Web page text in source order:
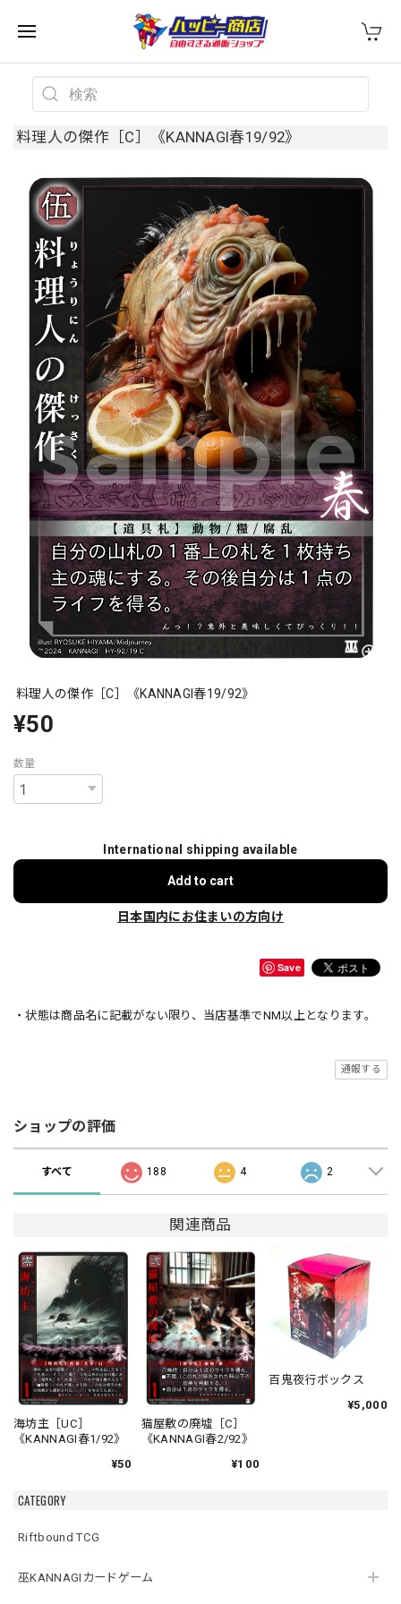
CATEGORY
Riftbound TCG
巫KANNAGIカードゲーム
料理人の傑作［C］《KANNAGI春19/92》
料理人の傑作［C］《KANNAGI春19/92》
¥50
数量
International shipping available
Add to cart
日本国内にお住まいの方向け
Save
・状態は商品名に記載がない限り、当店基準でNM以上となります。
通報する
ショップの評価
すべて 188 4 2
関連商品
海坊主［UC］
《KANNAGI春1/92》
¥50
猫屋敷の廃墟［C］
《KANNAGI春2/92》
¥100
百鬼夜行ボックス
¥5,000